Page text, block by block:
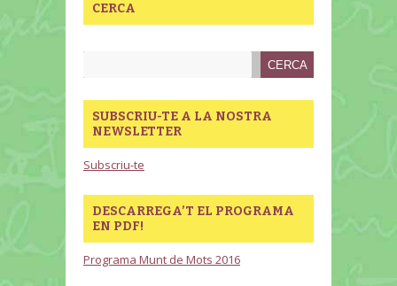
CERCA
SUBSCRIU-TE A LA NOSTRA
NEWSLETTER
Subscriu-te
DESCARREGA’T EL PROGRAMA
EN PDF!
Programa Munt de Mots 2016